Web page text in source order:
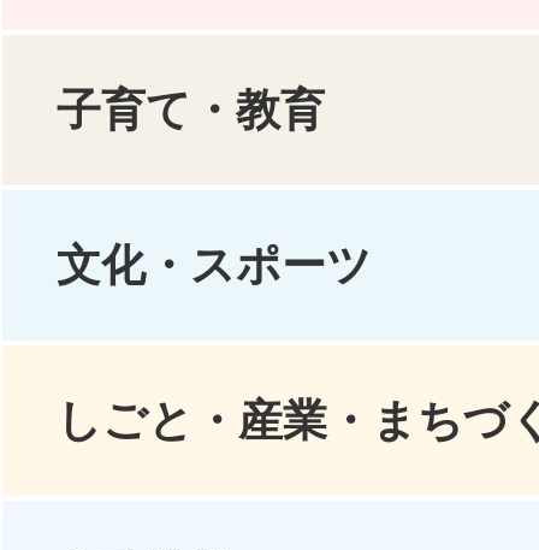
ライツスポンサーが
子育て・教育
文化・スポーツ
しごと・産業・まちづ